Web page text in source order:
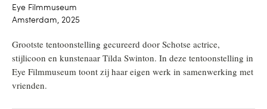
Eye Filmmuseum
Amsterdam, 2025
Grootste tentoonstelling gecureerd door Schotse actrice,
stijlicoon en kunstenaar Tilda Swinton. In deze tentoonstelling in
Eye Filmmuseum toont zij haar eigen werk in samenwerking met
vrienden.